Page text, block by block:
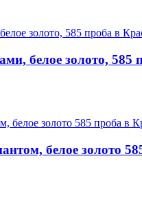
белое золото, 585
белое золото